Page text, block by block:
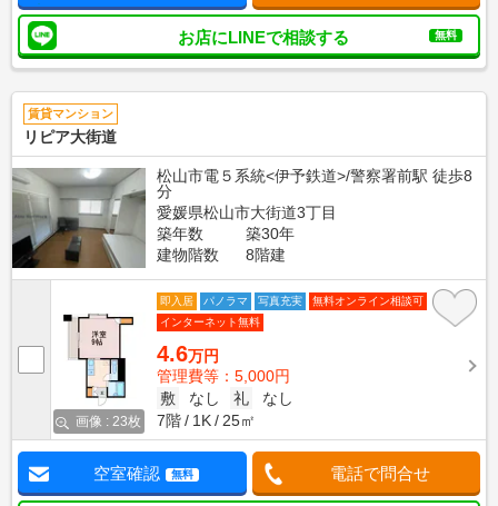
お店にLINEで相談する 無料
賃貸マンション
リピア大街道
松山市電５系統<伊予鉄道>/警察署前駅 徒歩8
分
愛媛県松山市大街道3丁目
築年数
築30年
建物階数
8階建
画像 : 23枚
即入居 パノラマ 写真充実
無料オンライン相談可
インターネット無料
4.6万円
管理費等：5,000円
敷
なし 礼
なし
7階
1K 25㎡
空室確認 無料 電話で問合せ